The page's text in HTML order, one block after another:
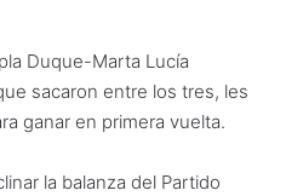
Duque-Marta Lucía
sacaron entre los tres, les
ganar en primera vuelta.
la balanza del Partido